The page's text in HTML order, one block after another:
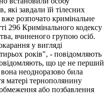
які завдали їй тілесних
розпочато кримінальне
296 Кримінального кодексу
вчиненого групою осіб.
у вигляді
років", - повідомляють
що це не перший
неодноразово била
матері тернополянину
або позбавлення